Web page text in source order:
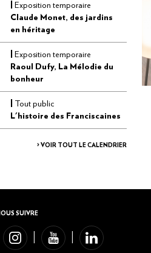
Exposition temporaire
Claude Monet, des jardins
en héritage
Exposition temporaire
Raoul Dufy, La Mélodie du
bonheur
Tout public
L'histoire des Franciscaines
> VOIR TOUT LE CALENDRIER
SUIVRE